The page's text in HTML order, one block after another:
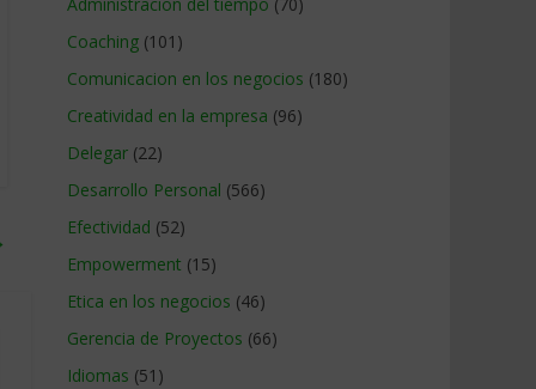
Coaching (101)
Comunicacion en los negocios (180)
Creatividad en la empresa (96)
Delegar (22)
Desarrollo Personal (566)
Efectividad (52)
Empowerment (15)
Etica en los negocios (46)
Gerencia de Proyectos (66)
Idiomas (51)